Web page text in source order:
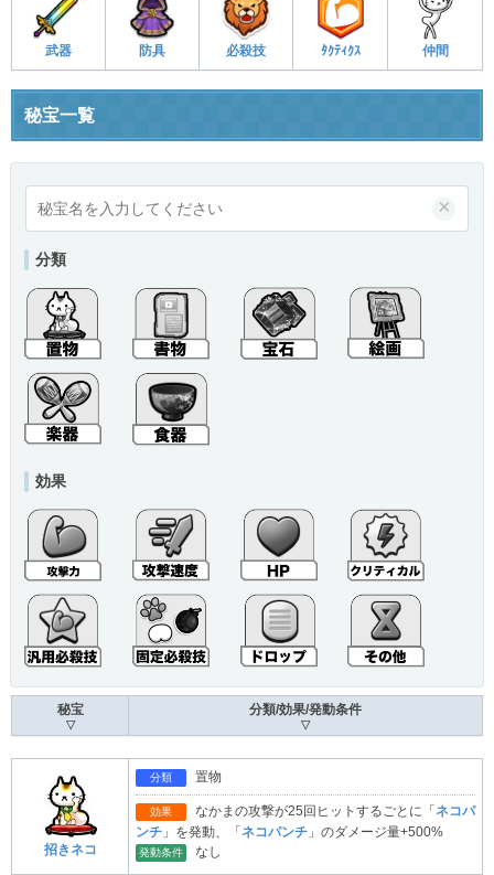
武器 防具 必殺技 ﾀｸﾃｨｸｽ 仲間
秘宝一覧
×
分類
効果
秘宝
▽
分類/効果/発動条件
▽
招きネコ
分類 置物
効果 なかまの攻撃が25回ヒットするごとに「 ネコパ
ンチ 」を発動、「 ネコパンチ 」のダメージ量+500%
発動条件 なし